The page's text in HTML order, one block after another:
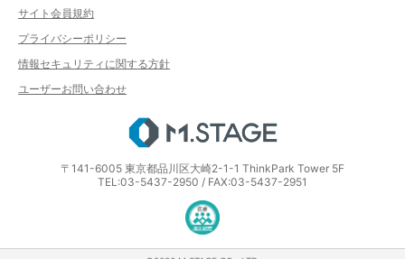
サイト会員規約
プライバシーポリシー
情報セキュリティに関する方針
ユーザーお問い合わせ
〒141-6005 東京都品川区大崎2-1-1 ThinkPark Tower 5F
TEL:03-5437-2950 / FAX:03-5437-2951